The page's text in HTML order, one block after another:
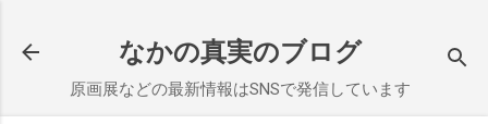
なかの真実のブログ
原画展などの最新情報はSNSで発信しています